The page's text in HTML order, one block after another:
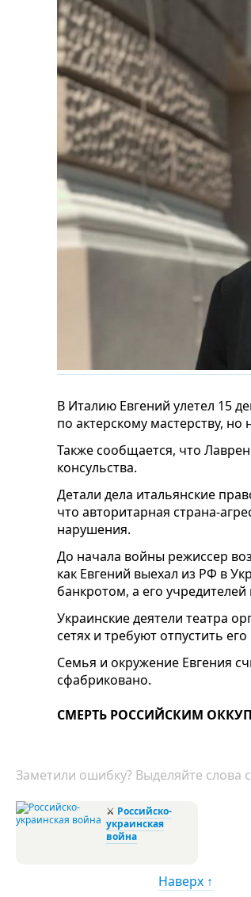
В Италию Евгений улетел 15
по актерскому мастерству, но
Также сообщается, что
консульства.
Детали дела итальянские
что авторитарная страна-
нарушения.
До начала войны режиссер
как Евгений выехал из РФ в
банкротом, а его
Украинские деятели театра
сетях и требуют отпустить
Семья и окружение Евгения
сфабриковано.
СМЕРТЬ РОССИЙСКИМ
Заметили ошибку? Выделяйте
⚔ Российско-
украинская
война
Наверх ↑